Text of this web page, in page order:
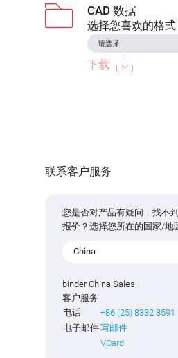
CAD 数据
选择您喜欢的格式
下载
联系客户服务
您是否对产品有疑问，找不
报价？选择您所在的国家/地
China
binder China Sales
客户服务
电话
+86 (25) 8332 8591
电子邮件写邮件
VCard